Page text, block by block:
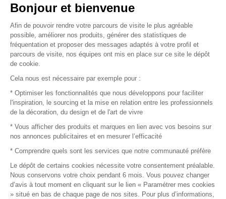
Vendez vos produits
Plan du site
© 2016 –Organisation SAFI
Recrutement
Mentions légales
Conditions commerciales
Bonjour et bienvenue
Afin de pouvoir rendre votre parcours de visite le plus agréable
possible, améliorer nos produits, générer des statistiques de
fréquentation et proposer des messages adaptés à votre profil et
parcours de visite, nos équipes ont mis en place sur ce site le dépôt
de cookie.
Cela nous est nécessaire par exemple pour :
* Optimiser les fonctionnalités que nous développons pour faciliter
l'inspiration, le sourcing et la mise en relation entre les professionnels
de la décoration, du design et de l'art de vivre
* Vous afficher des produits et marques en lien avec vos besoins sur
nos annonces publicitaires et en mesurer l’efficacité
* Comprendre quels sont les services que notre communauté préfère
Le dépôt de certains cookies nécessite votre consentement préalable.
Nous conservons votre choix pendant 6 mois. Vous pouvez changer
d’avis à tout moment en cliquant sur le lien « Paramétrer mes cookies
» situé en bas de chaque page de nos sites. Pour plus d’informations,